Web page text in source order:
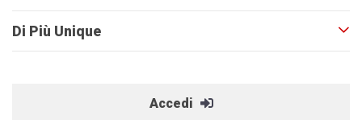
Di Più Unique
Accedi